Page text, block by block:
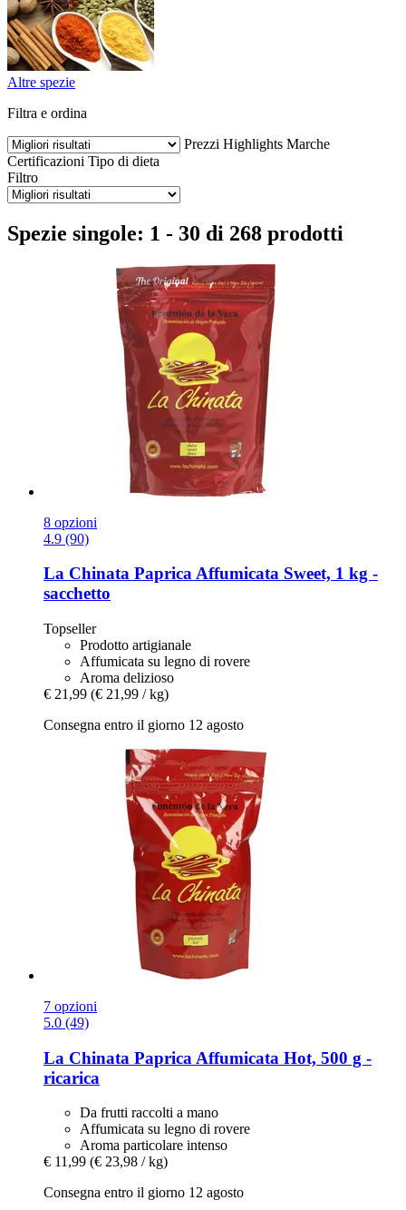
Altre spezie
Filtra e ordina
Prezzi Highlights Marche
Certificazioni Tipo di dieta
Filtro
Spezie singole: 1 - 30 di 268 prodotti
8 opzioni
4.9 (90)
La Chinata Paprica Affumicata Sweet, 1 kg -​
sacchetto
Topseller
Prodotto artigianale
Affumicata su legno di rovere
Aroma delizioso
€ 21,99 (€ 21,99 / kg)
Consegna entro il giorno 12 agosto
7 opzioni
5.0 (49)
La Chinata Paprica Affumicata Hot, 500 g -​
ricarica
Da frutti raccolti a mano
Affumicata su legno di rovere
Aroma particolare intenso
€ 11,99 (€ 23,98 / kg)
Consegna entro il giorno 12 agosto